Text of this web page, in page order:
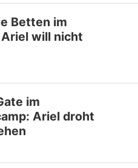
Betten im
will nicht
im
Ariel droht